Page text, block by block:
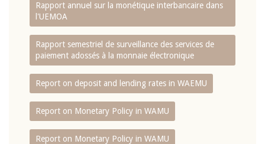
Rapport annuel sur la monétique interbancaire dans
l'UEMOA
Rapport semestriel de surveillance des services de
paiement adossés à la monnaie électronique
Report on deposit and lending rates in WAEMU
Report on Monetary Policy in WAMU
Report on Monetary Policy in WAMU